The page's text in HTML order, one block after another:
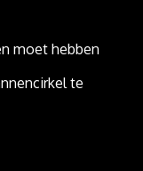
moet hebben
te